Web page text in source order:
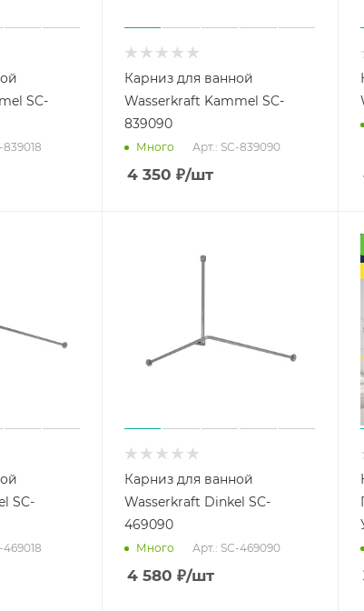
SC-
839018
Карниз для ванной
Wasserkraft Kammel SC-
839090
Много Арт.: SC-839090
4 350 ₽/шт
SC-
469018
Карниз для ванной
Wasserkraft Dinkel SC-
469090
Много Арт.: SC-469090
4 580 ₽/шт